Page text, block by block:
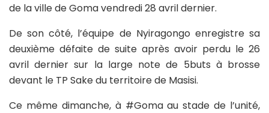
de la ville de Goma vendredi 28 avril dernier.
De son côté, l’équipe de Nyiragongo enregistre sa
deuxième défaite de suite après avoir perdu le 26
avril dernier sur la large note de 5buts à brosse
devant le TP Sake du territoire de Masisi.
Ce même dimanche, à #Goma au stade de l’unité,